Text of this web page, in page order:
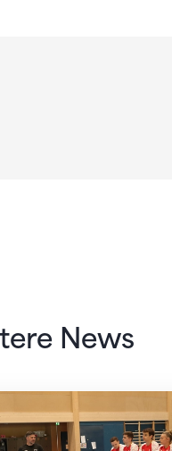
News
nach Zagreb